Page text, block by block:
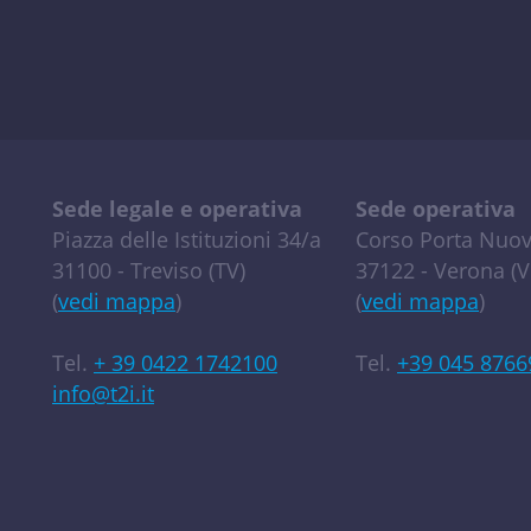
Sede legale e operativa
Piazza delle Istituzioni 34/a
31100 - Treviso (TV)
(vedi mappa)
Tel. + 39 0422 1742100
info@t2i.it
Sede operativa
Corso Porta
37122 - Verona
(vedi mappa)
Tel. +39 045